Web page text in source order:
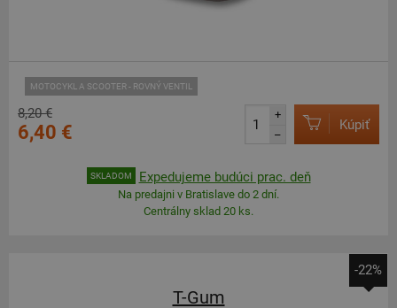
MOTOCYKL A SCOOTER - ROVNÝ VENTIL
8,20 €
6,40 €
+
–
Kúpiť
SKLADOM Expedujeme budúci prac. deň
Na predajni v Bratislave do 2 dní.
Centrálny sklad 20 ks.
-22%
T-Gum